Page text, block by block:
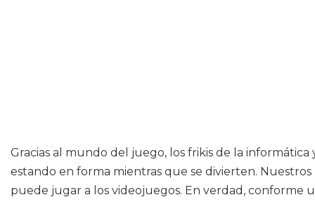
Gracias al mundo del juego, los frikis de la
estando en forma mientras que se divierten.
puede jugar a los videojuegos. En verdad, conforme